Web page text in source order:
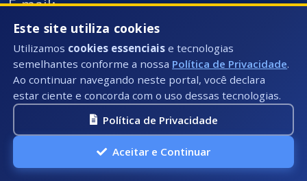
E-mail:
contato@iuna.es.gov.br
Endereço / Ouvidoria:
Este site utiliza cookies
Utilizamos cookies essenciais e tecnologias
semelhantes conforme a nossa Política de Privacidade.
Ao continuar navegando neste portal, você declara
estar ciente e concorda com o uso dessas tecnologias.
Política de Privacidade
Aceitar e Continuar